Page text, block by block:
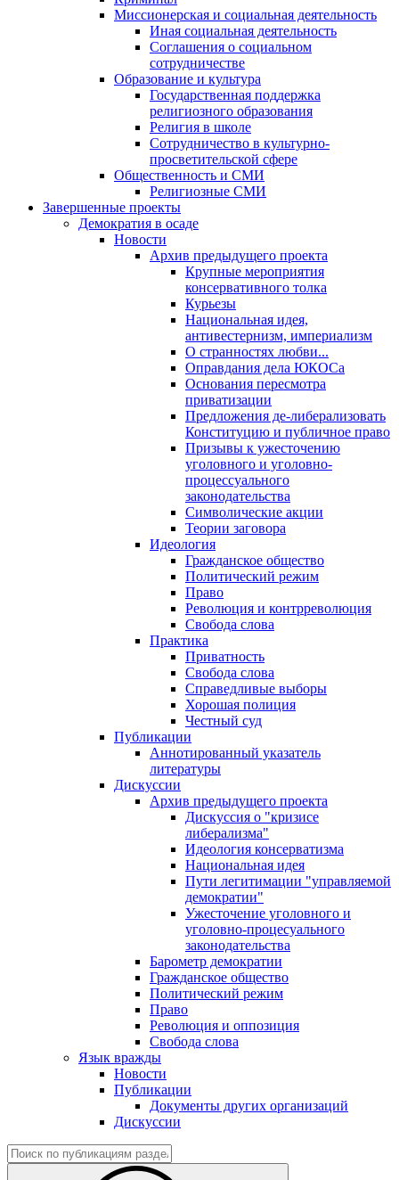
Миссионерская и социальная деятельность
Иная социальная деятельность
Соглашения о социальном
сотрудничестве
Образование и культура
Государственная поддержка
религиозного образования
Религия в школе
Сотрудничество в культурно-
просветительской сфере
Общественность и СМИ
Религиозные СМИ
Завершенные проекты
Демократия в осаде
Новости
Архив предыдущего проекта
Крупные мероприятия
консервативного толка
Курьезы
Национальная идея,
антивестернизм, империализм
О странностях любви...
Оправдания дела ЮКОСа
Основания пересмотра
приватизации
Предложения де-либерализовать
Конституцию и публичное право
Призывы к ужесточению
уголовного и уголовно-
процессуального
законодательства
Символические акции
Теории заговора
Идеология
Гражданское общество
Политический режим
Право
Революция и контрреволюция
Свобода слова
Практика
Приватность
Свобода слова
Справедливые выборы
Хорошая полиция
Честный суд
Публикации
Аннотированный указатель
литературы
Дискуссии
Архив предыдущего проекта
Дискуссия о "кризисе
либерализма"
Идеология консерватизма
Национальная идея
Пути легитимации "управляемой
демократии"
Ужесточение уголовного и
уголовно-процесуального
законодательства
Барометр демократии
Гражданское общество
Политический режим
Право
Революция и оппозиция
Свобода слова
Язык вражды
Новости
Публикации
Документы других организаций
Дискуссии